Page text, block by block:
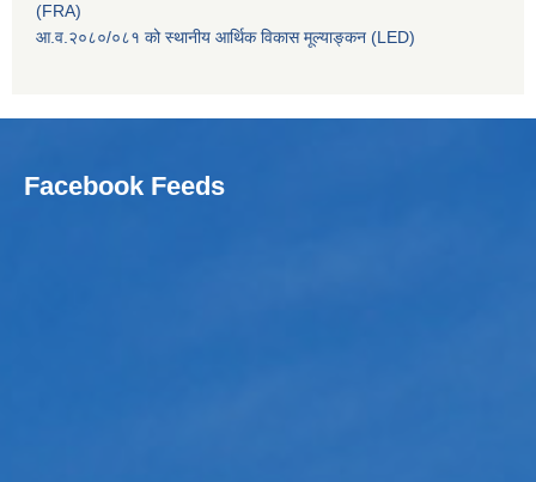
(FRA)
आ.व.२०८०/०८१ को स्थानीय आर्थिक विकास मूल्याङ्कन (LED)
Facebook Feeds